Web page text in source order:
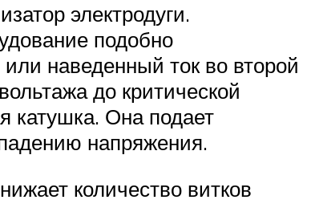
электродуги.
подобно
наведенный ток во второй
до критической
катушка. Она подает
напряжения.
количество витков